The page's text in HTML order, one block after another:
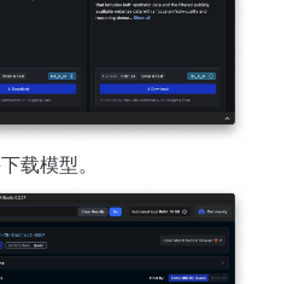
载模型。